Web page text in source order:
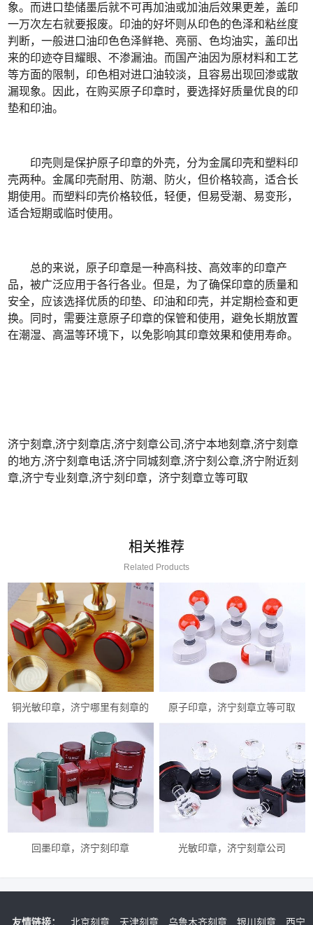
象。而进口垫储墨后就不可再加油或加油后效果更差，盖印
一万次左右就要报废。印油的好坏则从印色的色泽和粘丝度
判断，一般进口油印色色泽鲜艳、亮丽、色均油实，盖印出
来的印迹夺目耀眼、不渗漏油。而国产油因为原材料和工艺
等方面的限制，印色相对进口油较淡，且容易出现回渗或散
漏现象。因此，在购买原子印章时，要选择好质量优良的印
垫和印油。
印壳则是保护原子印章的外壳，分为金属印壳和塑料印
壳两种。金属印壳耐用、防潮、防火，但价格较高，适合长
期使用。而塑料印壳价格较低，轻便，但易受潮、易变形，
适合短期或临时使用。
总的来说，原子印章是一种高科技、高效率的印章产
品，被广泛应用于各行各业。但是，为了确保印章的质量和
安全，应该选择优质的印垫、印油和印壳，并定期检查和更
换。同时，需要注意原子印章的保管和使用，避免长期放置
在潮湿、高温等环境下，以免影响其印章效果和使用寿命。
济宁刻章,济宁刻章店,济宁刻章公司,济宁本地刻章,济宁刻章
的地方,济宁刻章电话,济宁同城刻章,济宁刻公章,济宁附近刻
章,济宁专业刻章,济宁刻印章，济宁刻章立等可取
相关推荐
Related Products
铜光敏印章，济宁哪里有刻章的 原子印章，济宁刻章立等可取
回墨印章，济宁刻印章 光敏印章，济宁刻章公司
友情链接： 北京刻章 天津刻章 乌鲁木齐刻章 银川刻章 西宁